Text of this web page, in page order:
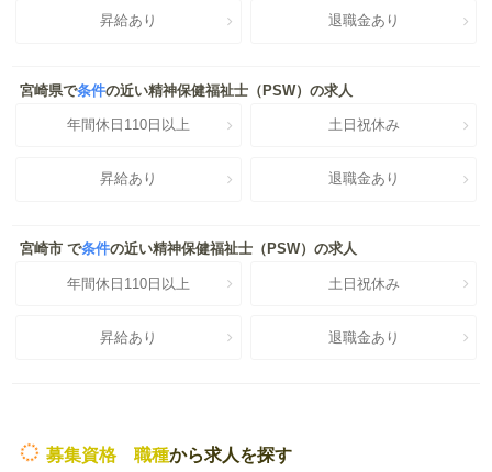
昇給あり 退職金あり
宮崎県で条件の近い精神保健福祉士（PSW）の求人
年間休日110日以上 土日祝休み
昇給あり 退職金あり
宮崎市 で条件の近い精神保健福祉士（PSW）の求人
年間休日110日以上 土日祝休み
昇給あり 退職金あり
募集資格 職種から求人を探す